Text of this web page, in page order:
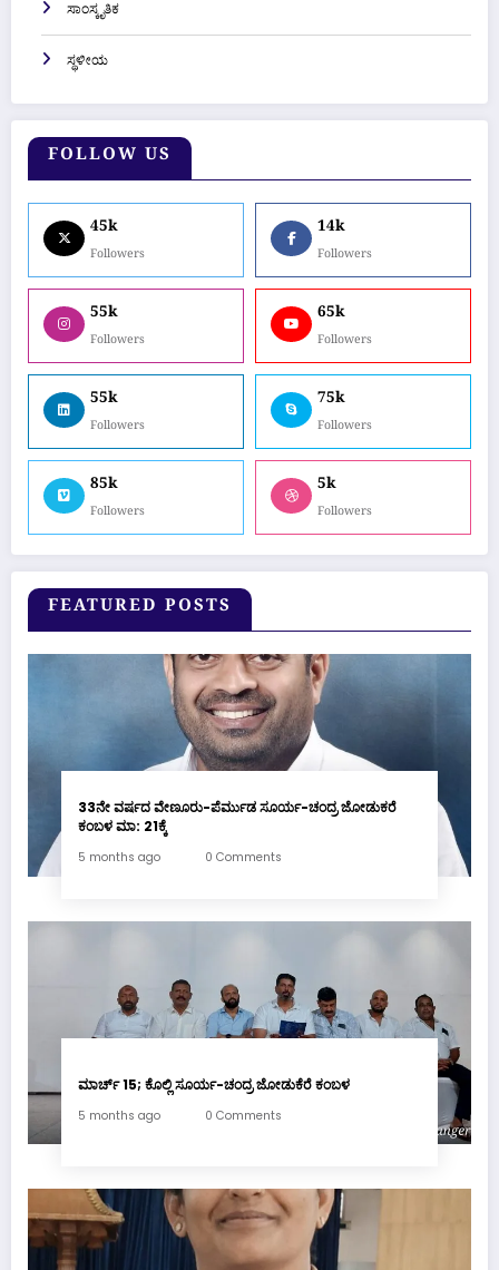
ಸಾಂಸ್ಕೃತಿಕ
ಸ್ಥಳೀಯ
FOLLOW US
45k
Followers
14k
Followers
55k
Followers
65k
Followers
55k
Followers
75k
Followers
85k
Followers
5k
Followers
FEATURED POSTS
33ನೇ ವರ್ಷದ ವೇಣೂರು-ಪೆರ್ಮುಡ ಸೂರ್ಯ-ಚಂದ್ರ ಜೋಡುಕರೆ
ಕಂಬಳ ಮಾ: 21ಕ್ಕೆ
5 months ago 0 Comments
ಮಾರ್ಚ್ 15; ಕೊಲ್ಲಿ ಸೂರ್ಯ-ಚಂದ್ರ ಜೋಡುಕೆರೆ ಕಂಬಳ
5 months ago 0 Comments